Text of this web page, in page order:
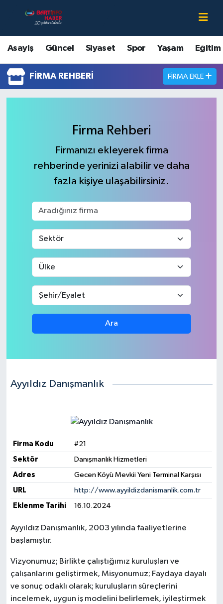
Asayiş Güncel Siyaset Spor Yaşam Eğitim
FIRMA REHBERI FIRMA EKLE
Firma Rehberi
Firmanızı ekleyerek firma
rehberinde yerinizi alabilir ve daha
fazla kişiye ulaşabilirsiniz.
Ara
Ayyıldız Danışmanlık
Firma Kodu #21
Sektör Danışmanlık Hizmetleri
Adres Gecen Köyü Mevkii Yeni Terminal Karşısı
URL http://www.ayyildizdanismanlik.com.tr
Eklenme Tarihi 16.10.2024
Ayyıldız Danışmanlık, 2003 yılında faaliyetlerine
başlamıştır.
Vizyonumuz; Birlikte çalıştığımız kuruluşları ve
çalışanlarını geliştirmek, Misyonumuz; Faydaya dayalı
ve sonuç odaklı olarak; kuruluşların süreçlerini
incelemek, uygun iş modelini belirlemek, iyileştirmek
Asayiş
Bartın Hakkında
Çevre
Güncel
Magazin
Medya
Sağlık
Sinema
Sivil Toplum
Yaşam
Yerel Yönetimler
Bartın Nöbetçi Eczaneler
Bartın Hava Durumu
Bartin Namaz Vakitleri
Tüm Manşetler
Haber Arşivi